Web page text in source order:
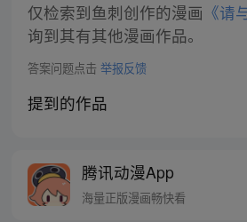
仅检索到鱼刺创作的漫画 《请
询到其有其他漫画作品。
答案问题点击 举报反馈
提到的作品
腾讯动漫App
海量正版漫画畅快看